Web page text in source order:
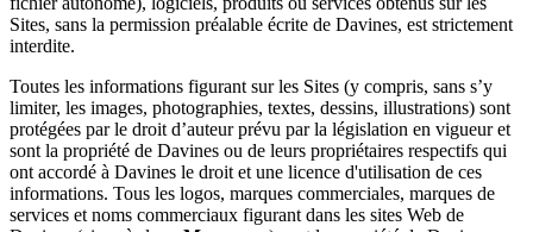
Sites, sans la permission préalable écrite de Davines, est strictement
interdite.
Toutes les informations figurant sur les Sites (y compris, sans s’y
limiter, les images, photographies, textes, dessins, illustrations) sont
protégées par le droit d’auteur prévu par la législation en vigueur et
sont la propriété de Davines ou de leurs propriétaires respectifs qui
ont accordé à Davines le droit et une licence d'utilisation de ces
informations. Tous les logos, marques commerciales, marques de
services et noms commerciaux figurant dans les sites Web de